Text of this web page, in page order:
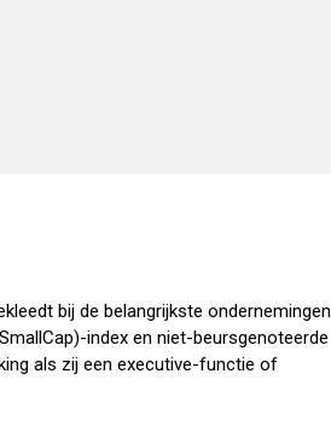
bij de belangrijkste ondernemingen
index en niet-beursgenoteerde
als zij een executive-functie of